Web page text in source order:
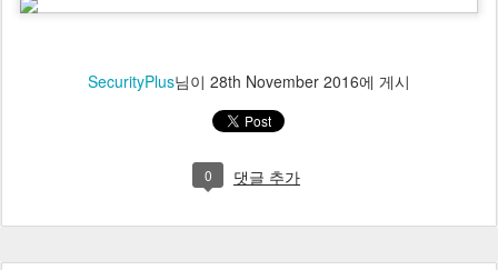
SecurityPlus님이 28th November 2016에 게시
0 댓글 추가